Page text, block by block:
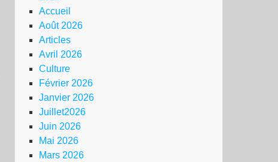
Accueil
Août 2026
Articles
Avril 2026
Culture
Février 2026
Janvier 2026
Juillet2026
Juin 2026
Mai 2026
Mars 2026